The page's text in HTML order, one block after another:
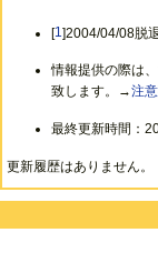
[1]2004/04/08脱
情報提供の際は
致します。→注
最終更新時間：
更新履歴はありません。